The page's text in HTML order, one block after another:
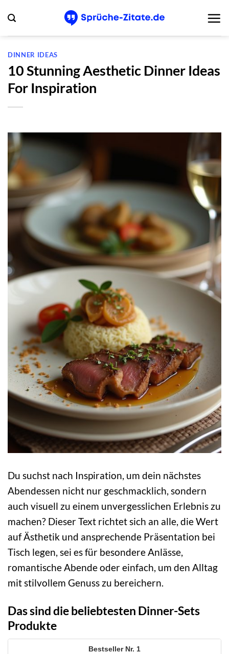
Inhalt
springen
DINNER IDEAS
10 Stunning Aesthetic Dinner Ideas
For Inspiration
Du suchst nach Inspiration, um dein nächstes
Abendessen nicht nur geschmacklich, sondern
auch visuell zu einem unvergesslichen Erlebnis zu
machen? Dieser Text richtet sich an alle, die Wert
auf Ästhetik und ansprechende Präsentation bei
Tisch legen, sei es für besondere Anlässe,
romantische Abende oder einfach, um den Alltag
mit stilvollem Genuss zu bereichern.
Das sind die beliebtesten Dinner-Sets
Produkte
1